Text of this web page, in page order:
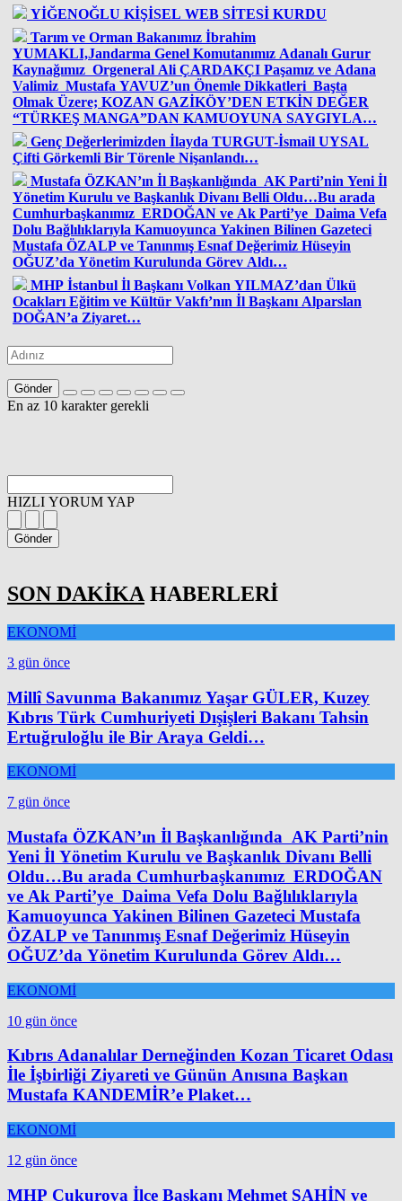
YİĞENOĞLU KİŞİSEL WEB SİTESİ KURDU
Tarım ve Orman Bakanımız İbrahim
YUMAKLI,Jandarma Genel Komutanımız Adanalı Gurur
Kaynağımız Orgeneral Ali ÇARDAKÇI Paşamız ve Adana
Valimiz Mustafa YAVUZ’un Önemle Dikkatleri Başta
Olmak Üzere; KOZAN GAZİKÖY’DEN ETKİN DEĞER
“TÜRKEŞ MANGA”DAN KAMUOYUNA SAYGIYLA…
Genç Değerlerimizden İlayda TURGUT-İsmail UYSAL
Çifti Görkemli Bir Törenle Nişanlandı…
Mustafa ÖZKAN’ın İl Başkanlığında AK Parti’nin Yeni İl
Yönetim Kurulu ve Başkanlık Divanı Belli Oldu…Bu arada
Cumhurbaşkanımız ERDOĞAN ve Ak Parti’ye Daima Vefa
Dolu Bağlılıklarıyla Kamuoyunca Yakinen Bilinen Gazeteci
Mustafa ÖZALP ve Tanınmış Esnaf Değerimiz Hüseyin
OĞUZ’da Yönetim Kurulunda Görev Aldı…
MHP İstanbul İl Başkanı Volkan YILMAZ’dan Ülkü
Ocakları Eğitim ve Kültür Vakfı’nın İl Başkanı Alparslan
DOĞAN’a Ziyaret…
Gönder
En az 10 karakter gerekli
HIZLI YORUM YAP
Gönder
SON DAKİKA HABERLERİ
EKONOMİ
3 gün önce
Millî Savunma Bakanımız Yaşar GÜLER, Kuzey
Kıbrıs Türk Cumhuriyeti Dışişleri Bakanı Tahsin
Ertuğruloğlu ile Bir Araya Geldi…
EKONOMİ
7 gün önce
Mustafa ÖZKAN’ın İl Başkanlığında AK Parti’nin
Yeni İl Yönetim Kurulu ve Başkanlık Divanı Belli
Oldu…Bu arada Cumhurbaşkanımız ERDOĞAN
ve Ak Parti’ye Daima Vefa Dolu Bağlılıklarıyla
Kamuoyunca Yakinen Bilinen Gazeteci Mustafa
ÖZALP ve Tanınmış Esnaf Değerimiz Hüseyin
OĞUZ’da Yönetim Kurulunda Görev Aldı…
EKONOMİ
10 gün önce
Kıbrıs Adanalılar Derneğinden Kozan Ticaret Odası
İle İşbirliği Ziyareti ve Günün Anısına Başkan
Mustafa KANDEMİR’e Plaket…
EKONOMİ
12 gün önce
MHP Çukurova İlçe Başkanı Mehmet ŞAHİN ve